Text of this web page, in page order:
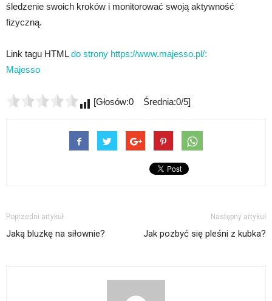
śledzenie swoich kroków i monitorować swoją aktywność
fizyczną.
Link tagu HTMLdo strony https://www.majesso.pl/:
Majesso
[Głosów:0 Średnia:0/5]
Poprzedni artykuł
Jaką bluzkę na siłownie?
Następny artykuł
Jak pozbyć się pleśni z kubka?